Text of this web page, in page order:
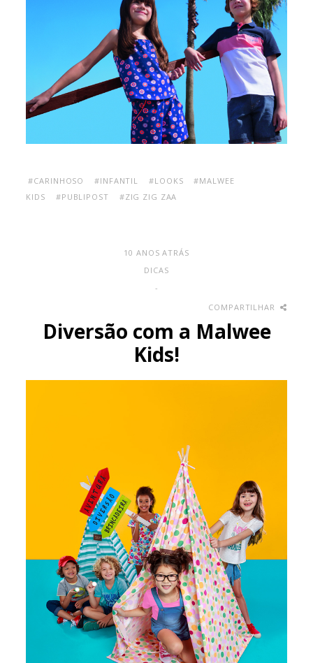
#CARINHOSO #INFANTIL #LOOKS
#MALWEE
KIDS
#PUBLIPOST #ZIG ZIG ZAA
10 ANOS ATRÁS
DICAS
-
COMPARTILHAR
Diversão com a Malwee
Kids!